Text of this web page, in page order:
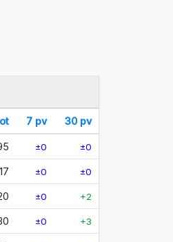
7 pv 30 pv
±0 ±0
±0 ±0
±0 +2
±0 +3